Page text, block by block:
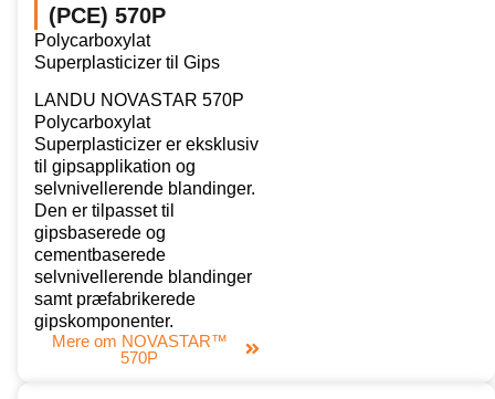
(PCE) 570P
Polycarboxylat
Superplasticizer til Gips
LANDU NOVASTAR 570P
Polycarboxylat
Superplasticizer er eksklusiv
til gipsapplikation og
selvnivellerende blandinger.
Den er tilpasset til
gipsbaserede og
cementbaserede
selvnivellerende blandinger
samt præfabrikerede
gipskomponenter.
Mere om NOVASTAR™
570P